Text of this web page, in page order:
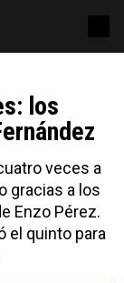
los
veces a
gracias a los
Enzo Pérez.
el quinto para